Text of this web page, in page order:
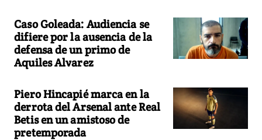
Caso Goleada: Audiencia se
difiere por la ausencia de la
defensa de un primo de
Aquiles Alvarez
Piero Hincapié marca en la
derrota del Arsenal ante Real
Betis en un amistoso de
pretemporada